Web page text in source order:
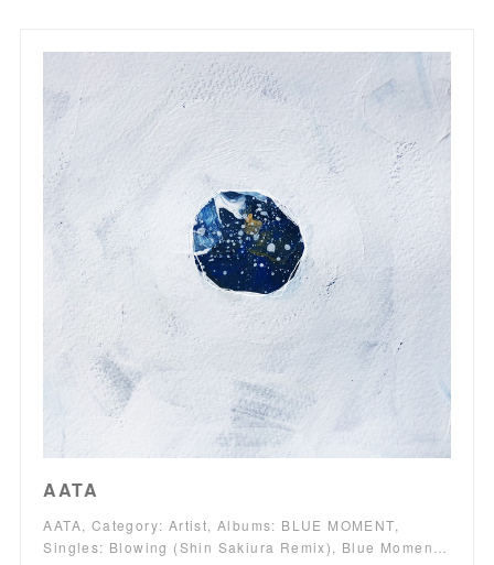
AATA
AATA, Category: Artist, Albums: BLUE MOMENT,
Singles: Blowing (Shin Sakiura Remix), Blue Momen…